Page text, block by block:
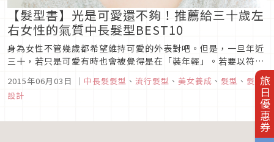
旅日優惠券
【髮型書】光是可愛還不夠！推薦給三十歲左
右女性的氣質中長髮型BEST10
身為女性不管幾歲都希望維持可愛的外表對吧。但是，一旦年近
三十，若只是可愛有時也會被覺得是在「裝年輕」。若要以符合
年齡的成熟可愛感為目標的話，氣質感是重點。就讓我按受歡迎
的程度來依序介紹推薦給年近三十的女性的，現正流行的氣質中
長髮型。★第1名★成熟可愛艷麗鮑伯頭×隨意感風格染得較暗
2015年06月03日 ｜ 中長髮髮型 、 流行髮型 、 美女養成 、 髮型 、 髮型
設計